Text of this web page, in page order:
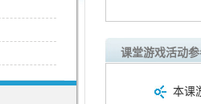
课堂游戏活动
本课